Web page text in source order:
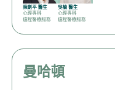
陳劍平 醫生
心理專科
遠程醫療服務
吳楠 醫生
心理專科
遠程醫療服務
曼哈頓